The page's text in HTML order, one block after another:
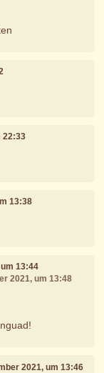
22:33
13:38
13:44
2021, um 13:48
2021, um 13:46